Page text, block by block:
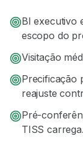
BI executivo
escopo do
Visitação
Precificação
reajuste
Pré-
TISS carrega.